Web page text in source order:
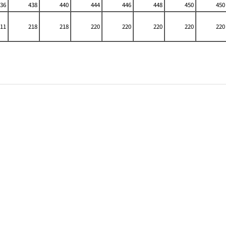
438 440 444 446 448 450 450
218 218 220 220 220 220 220